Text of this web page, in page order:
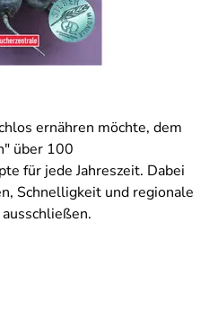
ernähren möchte, dem
über 100
für jede Jahreszeit. Dabei
Schnelligkeit und regionale